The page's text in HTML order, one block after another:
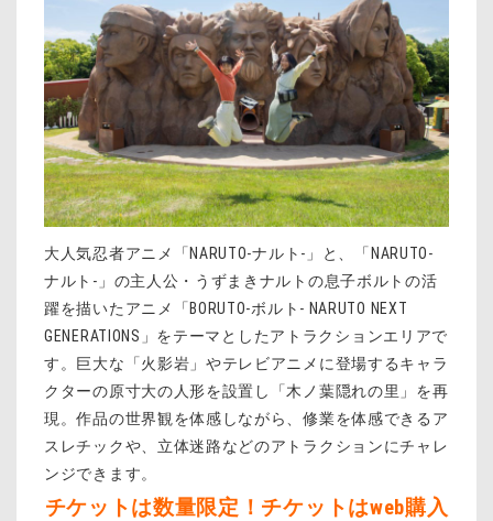
大人気忍者アニメ「NARUTO-ナルト-」と、「NARUTO-
ナルト-」の主人公・うずまきナルトの息子ボルトの活
躍を描いたアニメ「BORUTO-ボルト- NARUTO NEXT
GENERATIONS」をテーマとしたアトラクションエリアで
す。巨大な「火影岩」やテレビアニメに登場するキャラ
クターの原寸大の人形を設置し「木ノ葉隠れの里」を再
現。作品の世界観を体感しながら、修業を体感できるア
スレチックや、立体迷路などのアトラクションにチャレ
ンジできます。
チケットは数量限定！チケットはweb購入